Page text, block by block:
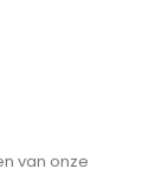
van onze